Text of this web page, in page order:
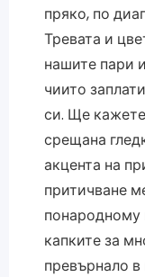
пряко, по
Тревата и
нашите пари
чиито
си. Ще
срещана
акцента на
притичване
капките за
превърнало в